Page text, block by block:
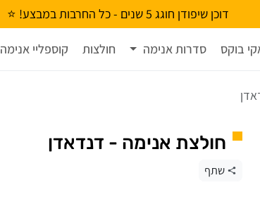
דוכן שיפודן חוגג 5 שנים - כל החרבות במבצע! ⭐
בוקס סדרות אנימה חולצות קוספליי אנימה
חולצת אנימה - דנדאדן
שתף